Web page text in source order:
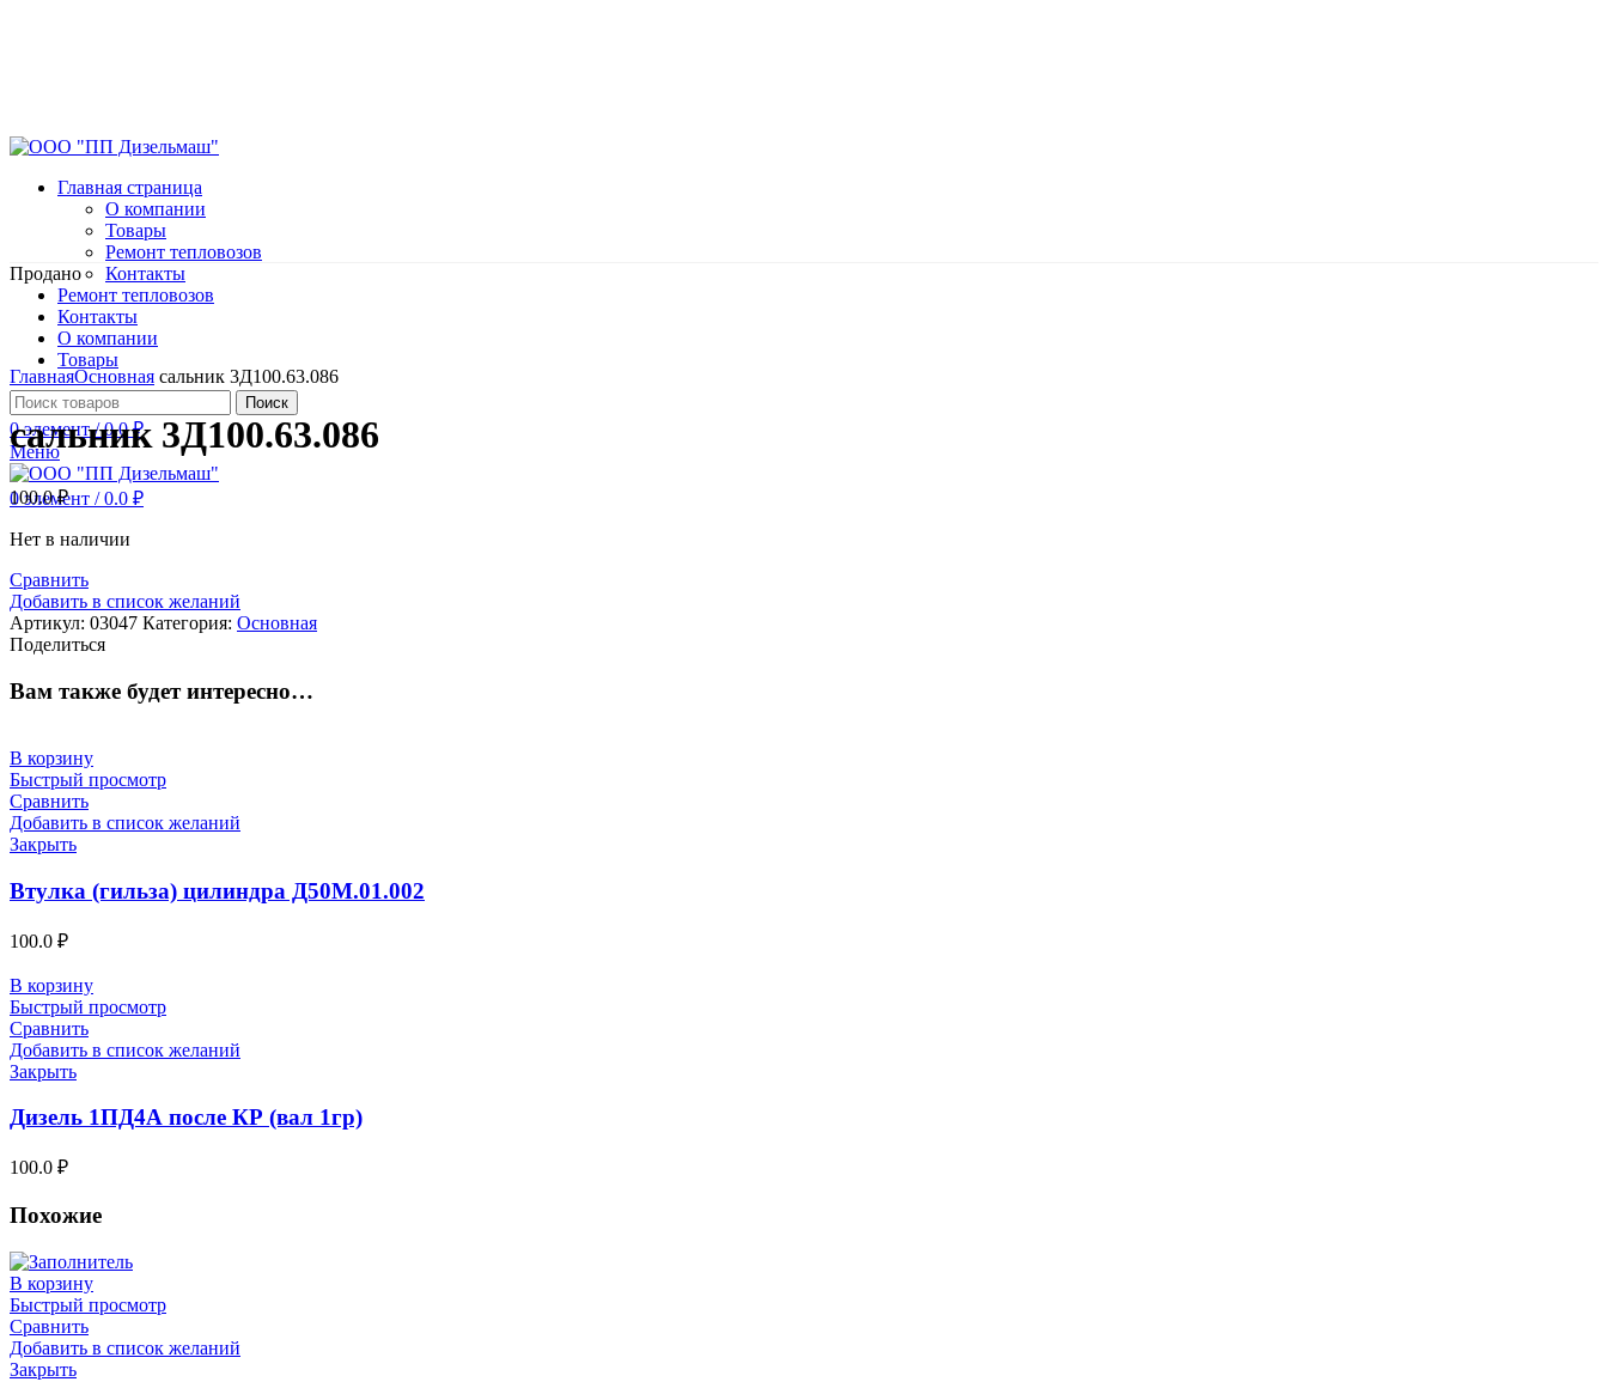
Главная страница
О компании
Товары
Ремонт тепловозов
Контакты
Ремонт тепловозов
Контакты
О компании
Товары
Поиск
0элемент / 0.0₽
Меню
0элемент / 0.0 ₽
Продано
Нажмите, чтобы увеличить
ГлавнаяОсновная сальник 3Д100.63.086
сальник 3Д100.63.086
100.0₽
Нет в наличии
Сравнить
Добавить в список желаний
Артикул: 03047 Категория: Основная
Поделиться
Вам также будет интересно…
В корзину
Быстрый просмотр
Сравнить
Добавить в список желаний
Закрыть
Втулка (гильза) цилиндра Д50М.01.002
100.0 ₽
В корзину
Быстрый просмотр
Сравнить
Добавить в список желаний
Закрыть
Дизель 1ПД4А после КР (вал 1гр)
100.0 ₽
Похожие
В корзину
Быстрый просмотр
Сравнить
Добавить в список желаний
Закрыть